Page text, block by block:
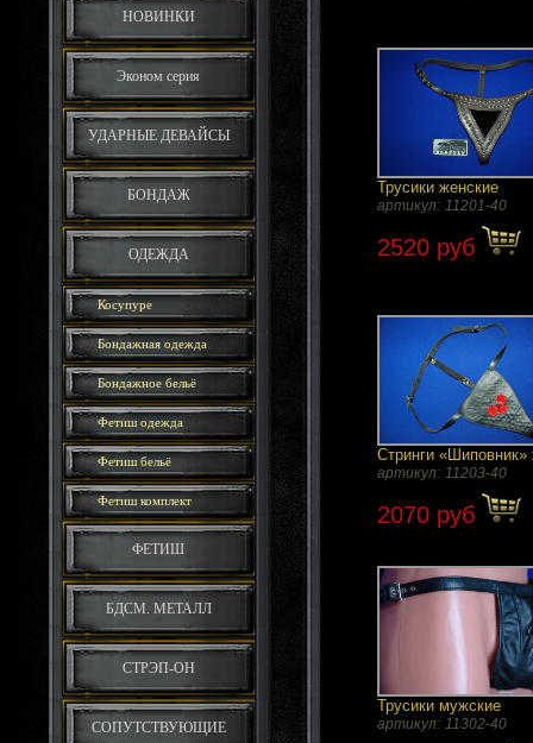
НОВИНКИ
Эконом серия
УДАРНЫЕ ДЕВАЙСЫ
БОНДАЖ
ОДЕЖДА
Косупуре
Бондажная одежда
Бондажное бельё
Фетиш одежда
Фетиш бельё
Фетиш комплект
ФЕТИШ
БДСМ. МЕТАЛЛ
СТРЭП-ОН
СОПУТСТВУЮЩИЕ
Трусики женские
артикул: 11201-40
2520 руб
Стринги «Шиповник»
артикул: 11203-40
2070 руб
Трусики мужские
артикул: 11302-40